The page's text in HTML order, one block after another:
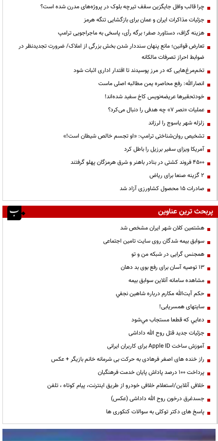
چرا قالب وافل جایگزین سقف تیرچه بلوک در پروژه‌های مدرن شده است؟
جزئیات مذاکرات ایران و عمان برای بازگشایی تنگه هرمز
هزینه گزاف، دستاورد صفر؛ برگه رأی، پاسخی به ماجراجویی ترامپ
تعارض قوانین؛ مانع پنهان سنددار شدن بخش بزرگی از املاک/ ضرورت تجدیدنظر در
ضوابط احراز تصرفات مالکانه
تخم‌مرغ‌هایی که در مرز پوسیدند تا اقتدار اداری اثبات شود
انصارالله: رفع محاصره یمن مطالبه اصلی ماست
خودتحقیرها عریضه‌نویس کاخ سفید شده‌اند!
عملیات «نصر ۷» چه هدفی را دنبال می‌کرد؟
زلزله شهر یاسوج را لرزاند
تشخیص روان‌شناختی ترامپ: «او تجسم خالص شیطان است!»
آمریکا ویزای سفیر برزیل را باطل کرد
۴۵۰۰ فروند کشتی در بنادر باهنر و شرق هرمزگان پهلو گرفتند
۲ گزینه صنعا برای ریاض
صادرات ۱۵ محصول کشاورزی آزاد شد
پربحث ترین عناوین
هشتمین کلان شهر ایران مشخص شد
سوابق بیمه شدگان روی سایت تامین اجتماعی
همجنس گرایی در شبکه من و تو
13 توصیه آسان برای رفع بوی بد دهان
مشاهده سامانه آنلاين سوابق بیمه
حكم آيت‌الله مكارم درباره شاهين نجفي
سایتهای همسریابی!
دعايي كه قطعا مستجاب مي‌شود
جزئیات جدید قتل روح الله داداشی
آموزش ساخت Apple ID برای کاربران ایرانی
راز خنده های اصغر فرهادی به حرکت بی شرمانه خانم بازیگر + عکس
پرداخت ۱۰۰ درصد پاداش پایان خدمت فرهنگیان
خلافی آنلاین/استعلام خلافی خودرو از طریق اینترنت، پیام کوتاه ، تلفن
جسدغرق درخون روح الله داداشی (عکس)
پاسخ های دکتر توکلی به سوالات کنکوری ها